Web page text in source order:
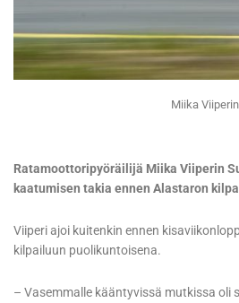
Miika
Ratamoottoripyöräilijä Miika Viiperin
kaatumisen takia ennen Alastaron
Viiperi ajoi kuitenkin ennen
kilpailuun puolikuntoisena.
– Vasemmalle kääntyvissä mutkissa oli